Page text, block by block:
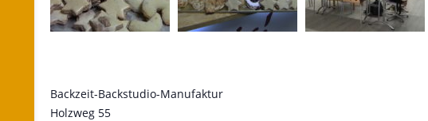
Backzeit-Backstudio-Manufaktur
Holzweg 55